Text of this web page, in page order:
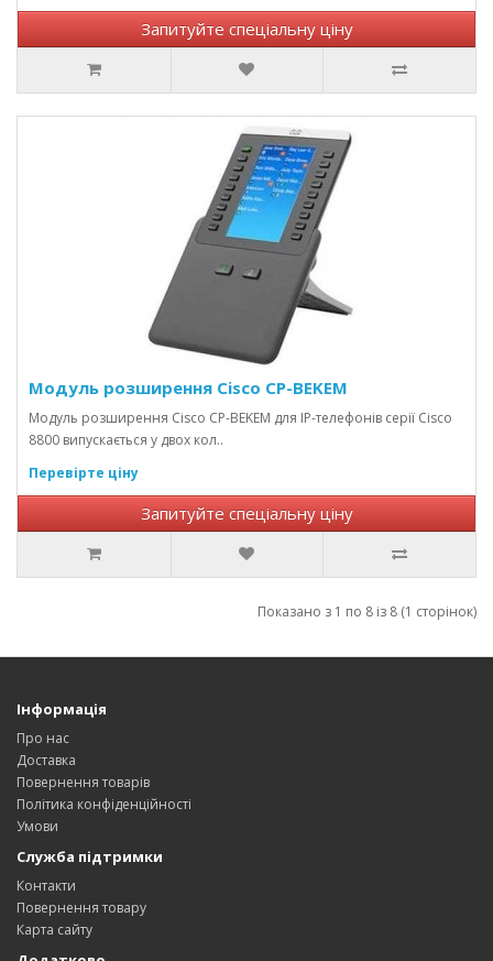
Запитуйте спеціальну ціну
Модуль розширення Cisco CP-BEKEM
Модуль розширення Cisco CP-BEKEM для IP-телефонів серії Cisco
8800 випускається у двох кол..
Перевірте ціну
Запитуйте спеціальну ціну
Показано з 1 по 8 із 8 (1 сторінок)
Інформація
Про нас
Доставка
Повернення товарів
Політика конфіденційності
Умови
Служба підтримки
Контакти
Повернення товару
Карта сайту